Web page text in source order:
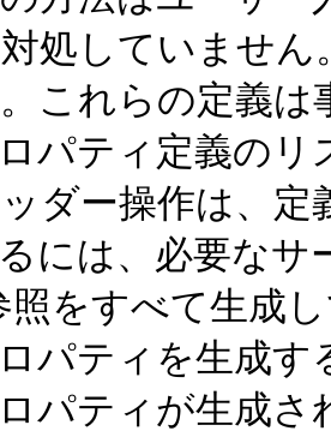
処していませ
これらの定義
パティ定義の
ダー操作は、
には、必要な
照をすべて生成
パティを生成
パティが生成